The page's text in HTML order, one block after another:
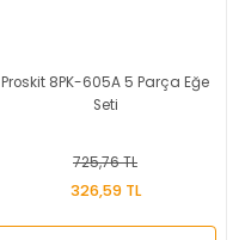
Proskit 8PK-605A 5 Parça Eğe
Seti
725,76 TL
326,59 TL